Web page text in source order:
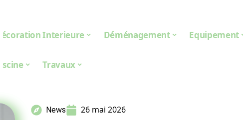
Décoration Interieure Déménagement Equipement
Piscine Travaux
News 26 mai 2026